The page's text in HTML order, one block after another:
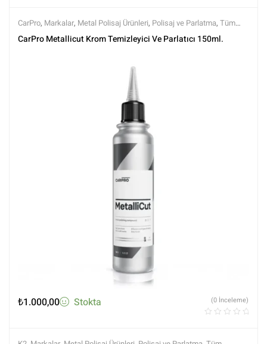
CarPro, Markalar, Metal Polisaj Ürünleri, Polisaj ve Parlatma, Tüm
Ürünler, Tüm Ürünler
CarPro Metallicut Krom Temizleyici Ve Parlatıcı 150ml.
₺1.000,00 Stokta (0 İnceleme)